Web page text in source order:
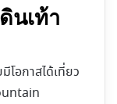
นเท้า
อกาสได้เที่ยว